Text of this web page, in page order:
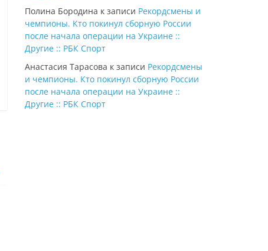
Полина Бородина к записи Рекордсмены и
чемпионы. Кто покинул сборную России
после начала операции на Украине ::
Другие :: РБК Спорт
Анастасия Тарасова к записи Рекордсмены
и чемпионы. Кто покинул сборную России
после начала операции на Украине ::
Другие :: РБК Спорт